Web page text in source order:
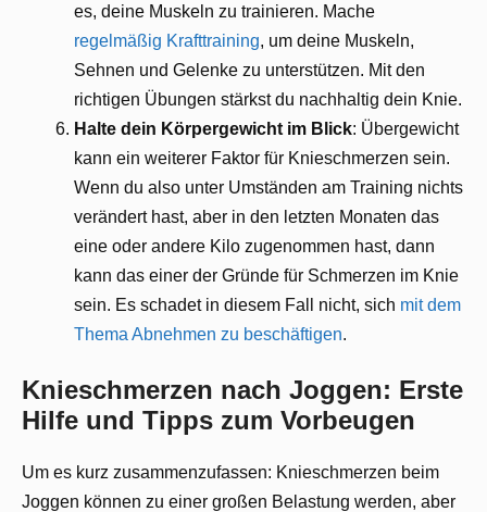
es, deine Muskeln zu trainieren. Mache
regelmäßig Krafttraining, um deine Muskeln,
Sehnen und Gelenke zu unterstützen. Mit den
richtigen Übungen stärkst du nachhaltig dein Knie.
Halte dein Körpergewicht im Blick: Übergewicht
kann ein weiterer Faktor für Knieschmerzen sein.
Wenn du also unter Umständen am Training nichts
verändert hast, aber in den letzten Monaten das
eine oder andere Kilo zugenommen hast, dann
kann das einer der Gründe für Schmerzen im Knie
sein. Es schadet in diesem Fall nicht, sich mit dem
Thema Abnehmen zu beschäftigen.
Knieschmerzen nach Joggen: Erste
Hilfe und Tipps zum Vorbeugen
Um es kurz zusammenzufassen: Knieschmerzen beim
Joggen können zu einer großen Belastung werden, aber